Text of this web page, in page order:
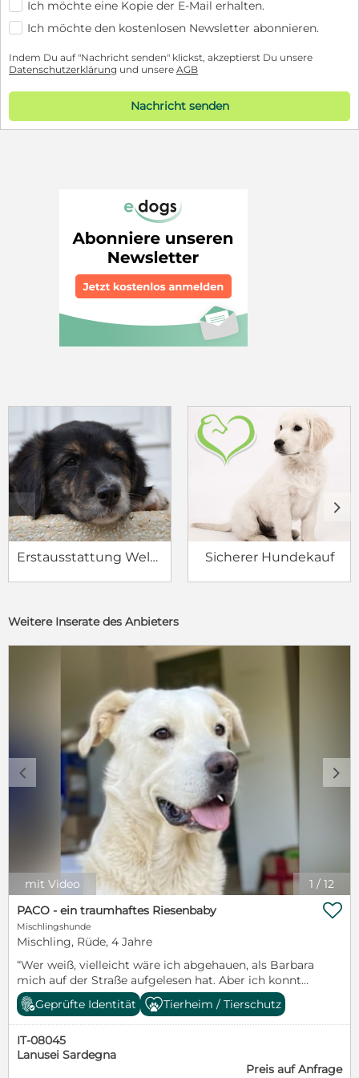
Ich möchte eine Kopie der E-Mail erhalten.
Ich möchte den kostenlosen Newsletter abonnieren.
Indem Du auf "Nachricht senden" klickst, akzeptierst Du unsere
Datenschutzerklärung und unsere AGB
Nachricht senden
Erstausstattung Welpe Sicherer Hundekauf
c d
Weitere Inserate des Anbieters
1 / 12
c d
mit Video
PACO - ein traumhaftes Riesenbaby
Mischlingshunde
Mischling, Rüde, 4 Jahre
“Wer weiß, vielleicht wäre ich abgehauen, als Barbara
mich auf der Straße aufgelesen hat. Aber ich konnte
nicht. Ich war verletzt. Ich hatte Schmerzen. Aber es
ist alles wieder gut. Schon lange.” Paco ist ein
stattlicher und ausgesprochen hübscher Kerl. Im
Umgang mit anderen Rüden könnte man meinen, er
wüsste das, so wie er sich ihnen gegenüber
manchmal verhält. Dafür kommt er sehr gut mit

Geprüfte Identität Tierheim / Tierschutz
IT-08045
Lanusei Sardegna
Preis auf Anfrage